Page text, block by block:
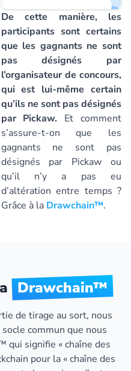
De cette manière, les
participants sont certains
que les gagnants ne sont
pas désignés par
l’organisateur de concours,
qui est lui-même certain
qu’ils ne sont pas désignés
par Pickaw. Et comment
s’assure-t-on que les
gagnants ne sont pas
désignés par Pickaw ou
qu’il n’y a pas eu
d’altération entre temps ?
Grâce à la Drawchain™.
Drawchain™
de tirage au sort, nous
commun que nous
qui signifie « chaîne des
pour la « chaîne des